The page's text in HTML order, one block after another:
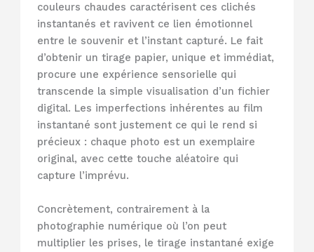
couleurs chaudes caractérisent ces clichés
instantanés et ravivent ce lien émotionnel
entre le souvenir et l’instant capturé. Le fait
d’obtenir un tirage papier, unique et immédiat,
procure une expérience sensorielle qui
transcende la simple visualisation d’un fichier
digital. Les imperfections inhérentes au film
instantané sont justement ce qui le rend si
précieux : chaque photo est un exemplaire
original, avec cette touche aléatoire qui
capture l’imprévu.
Concrètement, contrairement à la
photographie numérique où l’on peut
multiplier les prises, le tirage instantané exige